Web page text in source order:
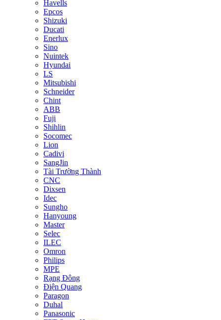
Havells
Epcos
Shizuki
Ducati
Enerlux
Sino
Nuintek
Hyundai
LS
Mitsubishi
Schneider
Chint
ABB
Fuji
Shihlin
Socomec
Lion
Cadivi
SangJin
Tài Trường Thành
CNC
Dixsen
Idec
Sungho
Hanyoung
Master
Selec
ILEC
Omron
Philips
MPE
Rạng Đông
Điện Quang
Paragon
Duhal
Panasonic